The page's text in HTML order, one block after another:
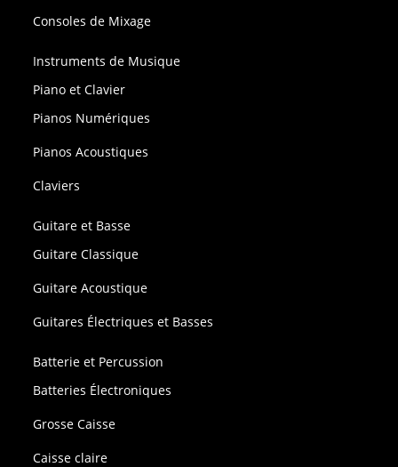
Consoles de Mixage
Instruments de Musique
Piano et Clavier
Pianos Numériques
Pianos Acoustiques
Claviers
Guitare et Basse
Guitare Classique
Guitare Acoustique
Guitares Électriques et Basses
Batterie et Percussion
Batteries Électroniques
Grosse Caisse
Caisse claire